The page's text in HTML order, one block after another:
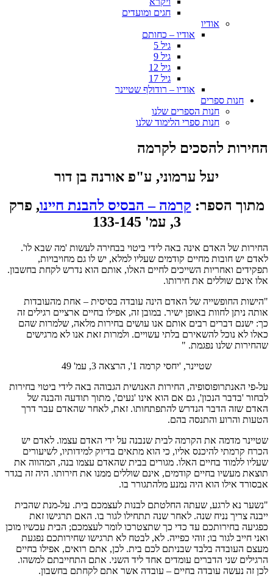
חגים ומועדים
אודיו
אודיו – כחותם
גיל 5
גיל 9
גיל 12
גיל 17
אודיו – רודולף שטיינר
חנות ספרים
חנות הספרים שלנו
חנות ספרי הלימוד שלנו
החירות להסכים לקרמה
יעל ערמוני, ע"פ אורנה בן דור
מתוך הספר: קרמה – הבסיס להבנת חיינו, פרק
3, עמ' 133-145
החירות של האדם אינה באה לידי ביטוי בבחירה לעשות 'מה שבא לו'.
לאדם יש חובות מחיים קודמים שעליו למלא, יש לו גם מחויבויות,
תפקידים ואחריות השייכים לחיים האלו, אותם הוא נדרש לקחת בחשבון.
אלו אינם שוללים את חירותו.
"הישות החופשייה של האדם הינה עובדה בסיסית – אחת מהעובדות
אותה ניתן לחוות באופן ישיר. במובן זה, אפילו בחיים ארציים רגילים זה
כך: ישנם דברים רבים אותם אנו עושים בחירות מלאה, שלמרות שהם
כאלו לא נוכל להשאירם בלתי עשויים. ולמרות זאת אנו לא מרגישים
שהחירות שלנו נפגמת. "
שטיינר, 'יחסי קרמה 1', הרצאה 3, עמ' 49
על-פי האנתרופוסופיה, החירות האנושית הגבוהה באה לידי ביטוי בחירות
לבחור 'בדבר הנכון', גם אם הוא אינו 'נעים', מתוך תודעה והבנה של
האדם שזה הדבר הנדרש להתפתחותו. זאת, לאחר שהאדם עבר דרך
הטעות והרוע והתנסה בהם.
שטיינר מדמה את הקרמה לבית שנבנה על ידי האדם עצמו. לאדם יש
הכרח קרמתי להיכנס אליו, כי הוא מתאים בדיוק למידותיו, לשיעורים
שעליו ללמוד בחיים האלו. מגורים בבית שהאדם עצמו בנה, המהווה את
תוצאת מעשיו בחיים קודמים, אינם שוללים ממנו את חירותו. היה זה בגדר
אבסורד אילו הוא היה נמנע מלהתגורר בו.
"נשער נא לרגע, שעתה החלטתם לבנות לעצמכם בית. על-מנת שהבית
ייבנה צריך נניח שנה. לאחר שנה תתחילו לגור בו. האם תרגישו זאת
כפגיעה בחירותכם עד כדי כך שתצטרכו לומר לעצמכם; הבית עכשיו מוכן
ואני חייב לגור בו; זוהי כפייה. לא, לבטח לא תרגישו שחירותכם נפגעת
מעצם העובדה בלבד שבניתם לכם בית. לכן, אתם רואים, אפילו בחיים
הרגילים שני הדברים עומדים אחד ליד השני. אתם התחייבתם למשהו.
לכן זה נעשה עובדה בחיים – עובדה אשר אתם לקחתם בחשבון.